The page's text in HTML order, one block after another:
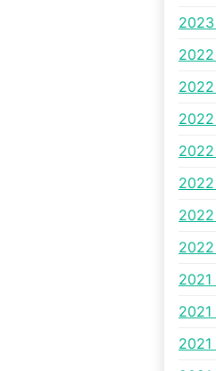
2023
2022
2022
2022
2022
2022
2022
2022
2021
2021
2021